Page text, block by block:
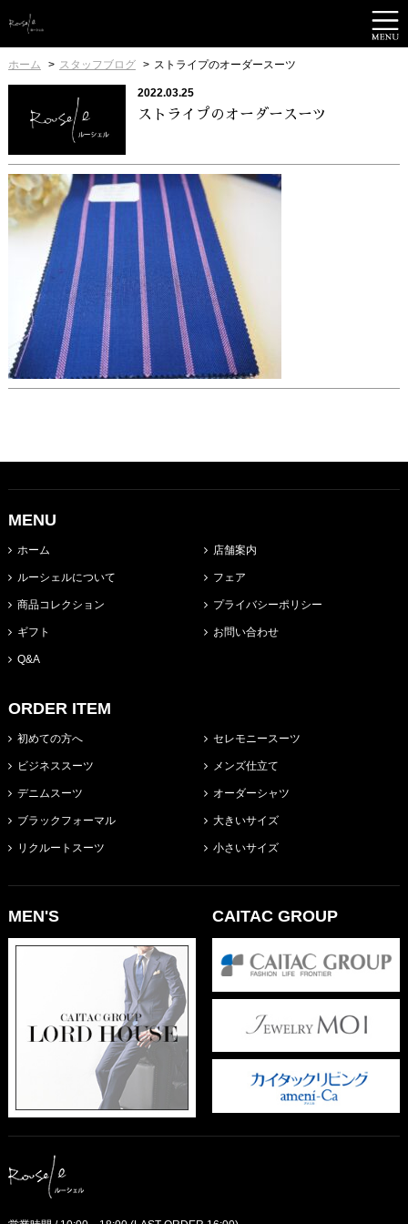
ホーム スタッフブログ ストライプのオーダースーツ
2022.03.25
ストライプのオーダースーツ
MENU
ホーム
ルーシェルについて
商品コレクション
ギフト
Q&A
店舗案内
フェア
プライバシーポリシー
お問い合わせ
ORDER ITEM
初めての方へ
ビジネススーツ
デニムスーツ
ブラックフォーマル
リクルートスーツ
セレモニースーツ
メンズ仕立て
オーダーシャツ
大きいサイズ
小さいサイズ
MEN'S CAITAC GROUP